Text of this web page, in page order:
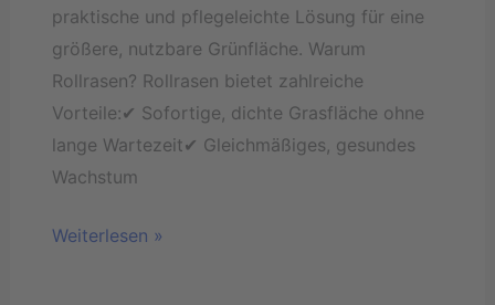
praktische und pflegeleichte Lösung für eine
größere, nutzbare Grünfläche. Warum
Rollrasen? Rollrasen bietet zahlreiche
Vorteile:✔ Sofortige, dichte Grasfläche ohne
lange Wartezeit✔ Gleichmäßiges, gesundes
Wachstum
Weiterlesen »